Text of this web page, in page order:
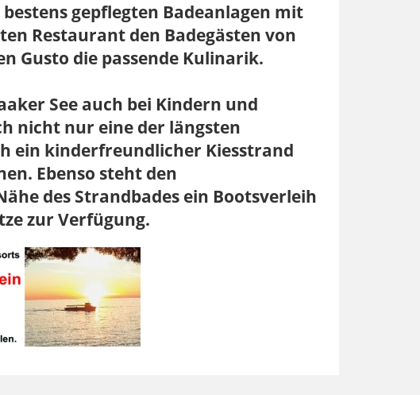
gepflegten Badeanlagen mit
Restaurant den Badegästen von
Gusto die passende Kulinarik.
See auch bei Kindern und
nicht nur eine der längsten
ein kinderfreundlicher Kiesstrand
Ebenso steht den
des Strandbades ein Bootsverleih
zur Verfügung.